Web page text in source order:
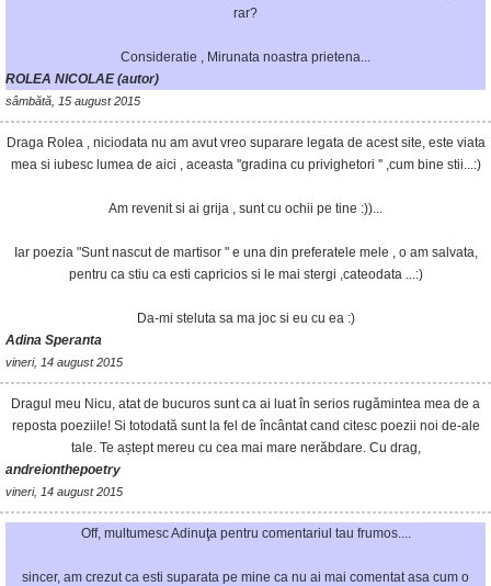
rar?
Consideratie , Mirunata noastra prietena...
ROLEA NICOLAE (autor)
sâmbătă, 15 august 2015
Draga Rolea , niciodata nu am avut vreo suparare legata de acest site, este viata
mea si iubesc lumea de aici , aceasta ''gradina cu privighetori '' ,cum bine stii...:)
Am revenit si ai grija , sunt cu ochii pe tine :))...
Iar poezia "Sunt nascut de martisor " e una din preferatele mele , o am salvata,
pentru ca stiu ca esti capricios si le mai stergi ,cateodata ...:)
Da-mi steluta sa ma joc si eu cu ea :)
Adina Speranta
vineri, 14 august 2015
Dragul meu Nicu, atat de bucuros sunt ca ai luat în serios rugămintea mea de a
reposta poeziile! Si totodată sunt la fel de încântat cand citesc poezii noi de-ale
tale. Te aștept mereu cu cea mai mare nerăbdare. Cu drag,
andreionthepoetry
vineri, 14 august 2015
Off, multumesc Adinuţa pentru comentariul tau frumos....
sincer, am crezut ca esti suparata pe mine ca nu ai mai comentat asa cum o